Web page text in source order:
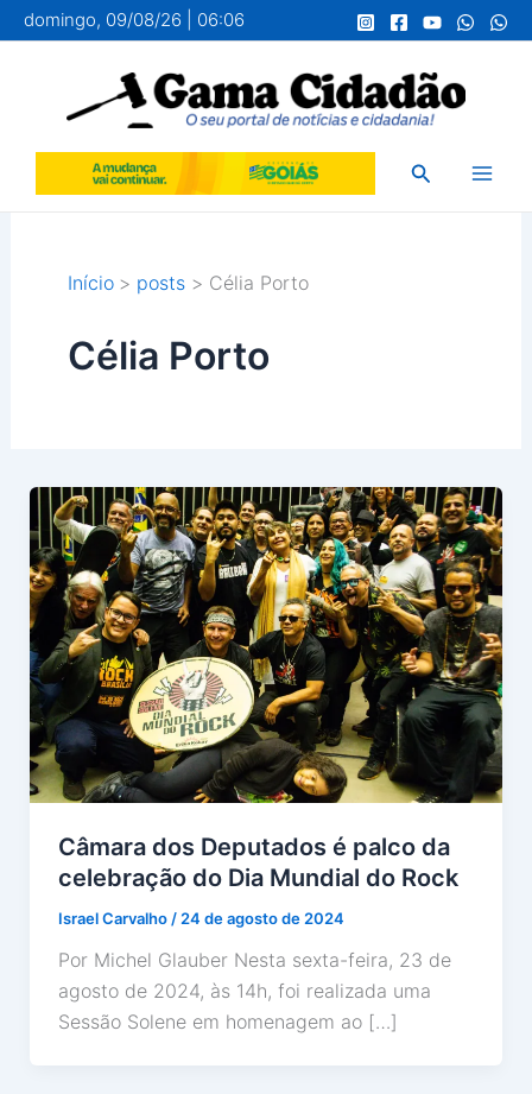
para
conteúdo
domingo, 09/08/26 | 06:06
Pesquisar
Início posts Célia Porto
Célia Porto
Câmara dos Deputados é palco da
celebração do Dia Mundial do Rock
Israel Carvalho / 24 de agosto de 2024
Por Michel Glauber Nesta sexta-feira, 23 de
agosto de 2024, às 14h, foi realizada uma
Sessão Solene em homenagem ao […]